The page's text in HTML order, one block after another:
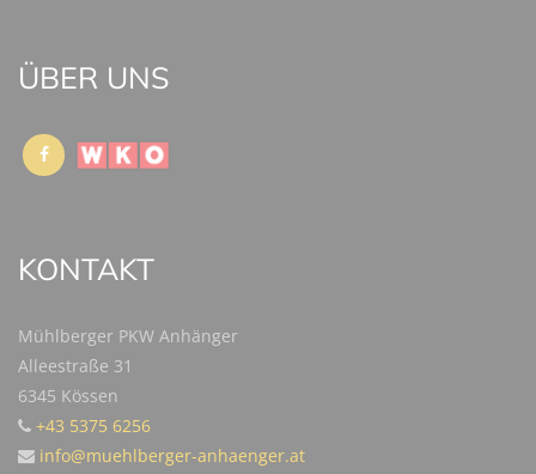
ÜBER UNS
KONTAKT
Mühlberger PKW Anhänger
Alleestraße 31
6345 Kössen
+43 5375 6256
info@muehlberger-anhaenger.at